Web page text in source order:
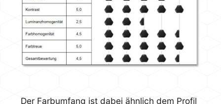
Der Farbumfang ist dabei ähnlich dem Profil